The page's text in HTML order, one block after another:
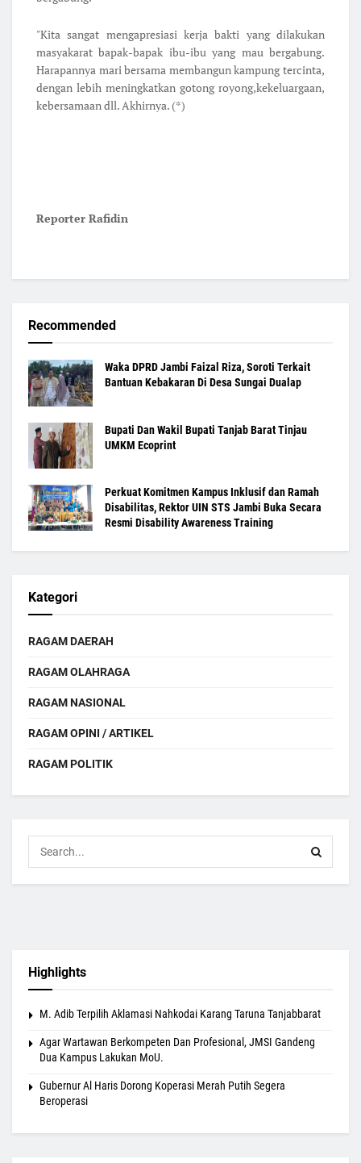
"Kita sangat mengapresiasi kerja bakti yang dilakukan
masyakarat bapak-bapak ibu-ibu yang mau bergabung.
Harapannya mari bersama membangun kampung tercinta,
dengan lebih meningkatkan gotong royong,kekeluargaan,
kebersamaan dll. Akhirnya. (*)
Reporter Rafidin
Recommended
Waka DPRD Jambi Faizal Riza, Soroti Terkait
Bantuan Kebakaran Di Desa Sungai Dualap
Bupati Dan Wakil Bupati Tanjab Barat Tinjau
UMKM Ecoprint
Perkuat Komitmen Kampus Inklusif dan Ramah
Disabilitas, Rektor UIN STS Jambi Buka Secara
Resmi Disability Awareness Training
Kategori
RAGAM DAERAH
RAGAM OLAHRAGA
RAGAM NASIONAL
RAGAM OPINI / ARTIKEL
RAGAM POLITIK
Highlights
M. Adib Terpilih Aklamasi Nahkodai Karang Taruna Tanjabbarat
Agar Wartawan Berkompeten Dan Profesional, JMSI Gandeng
Dua Kampus Lakukan MoU.
Gubernur Al Haris Dorong Koperasi Merah Putih Segera
Beroperasi